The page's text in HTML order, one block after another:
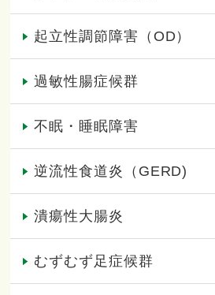
起立性調節障害（OD）
過敏性腸症候群
不眠・睡眠障害
逆流性食道炎（GERD)
潰瘍性大腸炎
むずむず足症候群